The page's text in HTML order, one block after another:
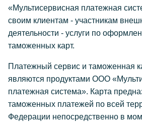
«Мультисервисная платежная
своим клиентам - участникам
деятельности - услуги по
таможенных карт.
Платежный сервис и таможенная
являются продуктами ООО
платежная система». Карта
таможенных платежей по всей
Федерации непосредственно в